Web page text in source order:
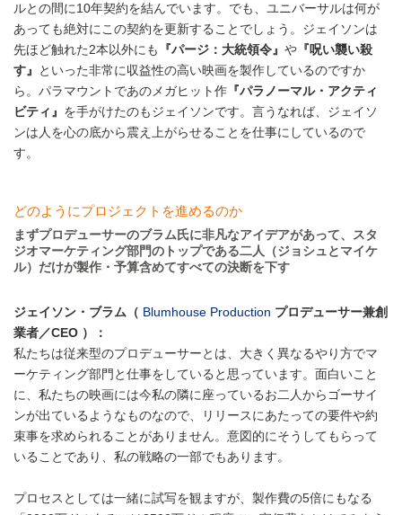
ルとの間に10年契約を結んでいます。でも、ユニバーサルは何が
あっても絶対にこの契約を更新することでしょう。ジェイソンは
先ほど触れた2本以外にも
『パージ：大統領令』 や 『呪い襲い殺
す』
といった非常に収益性の高い映画を製作しているのですか
ら。パラマウントであのメガヒット作 『パラノーマル・アクティ
ビティ』 を手がけたのもジェイソンです。言うなれば、ジェイソ
ンは人を心の底から震え上がらせることを仕事にしているので
す。
どのようにプロジェクトを進めるのか
まずプロデューサーのブラム氏に非凡なアイデアがあって、スタ
ジオマーケティング部門のトップである二人（ジョシュとマイケ
ル）だけが製作・予算含めてすべての決断を下す
ジェイソン・ブラム（ Blumhouse Production プロデューサー兼創
業者／CEO ）：
私たちは従来型のプロデューサーとは、大きく異なるやり方でマ
ーケティング部門と仕事をしていると思っています。面白いこと
に、私たちの映画には今私の隣に座っているお二人からゴーサイ
ンが出ているようなものなので、リリースにあたっての要件や約
束事を求められることがありません。意図的にそうしてもらって
いることであり、私の戦略の一部でもあります。
プロセスとしては一緒に試写を観ますが、製作費の5倍にもなる